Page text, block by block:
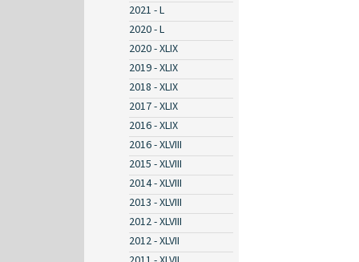
2021 - L
2020 - L
2020 - XLIX
2019 - XLIX
2018 - XLIX
2017 - XLIX
2016 - XLIX
2016 - XLVIII
2015 - XLVIII
2014 - XLVIII
2013 - XLVIII
2012 - XLVIII
2012 - XLVII